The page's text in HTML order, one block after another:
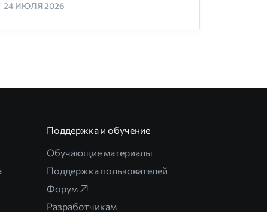
24 ИЮЛЯ 2026
Поддержка и обучение
Обучающие материалы
Поддержка пользователей
Форум
Разработчикам